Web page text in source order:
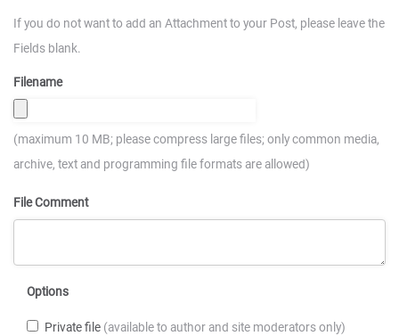
If you do not want to add an Attachment to your Post, please leave the
Fields blank.
Filename
(maximum 10 MB; please compress large files; only common media,
archive, text and programming file formats are allowed)
File Comment
Options
Private file (available to author and site moderators only)